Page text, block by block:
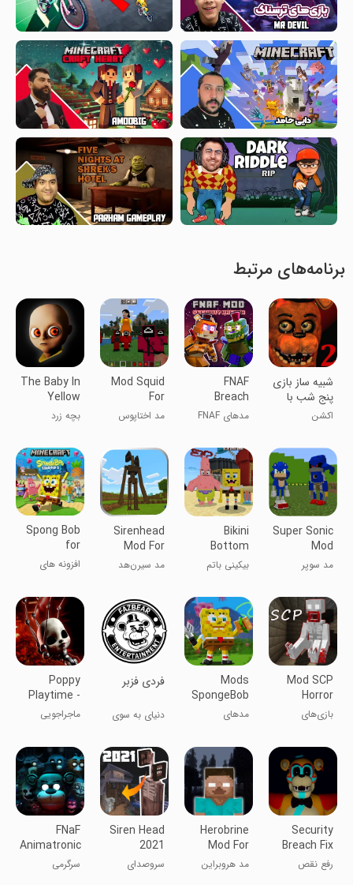
برنامه‌های مرتبط
شبیه ساز بازی
پنج شب با
فردی2
اکشن
FNAF
Breach
Mods for
Minecraft
مد‌های FNAF
ماینکرفت
Mod Squid
For
Minecraft
PE Game
مد اختاپوس
ماینکرافت PE
The Baby In
Yellow
بچه زرد
Super Sonic
Mod
Minecraft
مد سوپر
ماینکرفت
Bikini
Bottom
Minecraft
بیکینی باتم
Sirenhead
Mod For
MCPE
مد سیرن‌هد
Spong Bob
for
Minecraft
افزونه های
Mod SCP
Horror
Games for
MCPE
بازی‌های
SCP برای
MCPE
Mods
SpongeBob
For
Minecraft
مدهای
برای ماینکرفت
‏‏‏فردی فزبر
دنیای به سوی
Poppy
Playtime -
Chapter 5
ماجراجویی
Security
Breach Fix
رفع نقص
Herobrine
Mod For
Minecraft
مد هروبراین
Siren Head
2021
Minecraft
سروصدای
FNaF
Animatronic
for
Minecraft
سرگرمی